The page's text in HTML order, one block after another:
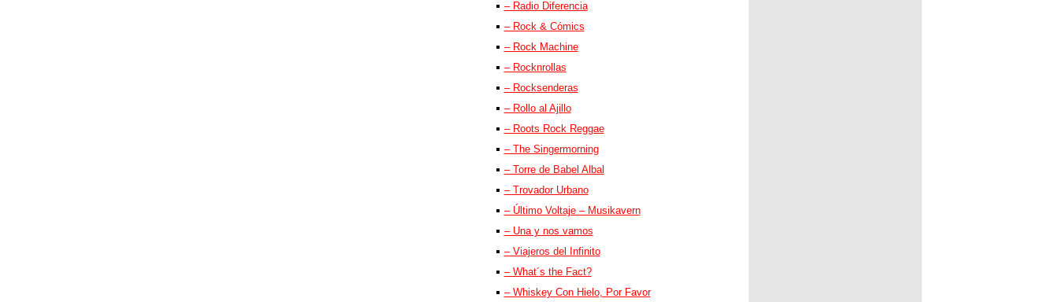
– Radio Diferencia
– Rock & Cómics
– Rock Machine
– Rocknrollas
– Rocksenderas
– Rollo al Ajillo
– Roots Rock Reggae
– The Singermorning
– Torre de Babel Albal
– Trovador Urbano
– Último Voltaje – Musikavern
– Una y nos vamos
– Viajeros del Infinito
– What´s the Fact?
– Whiskey Con Hielo, Por Favor